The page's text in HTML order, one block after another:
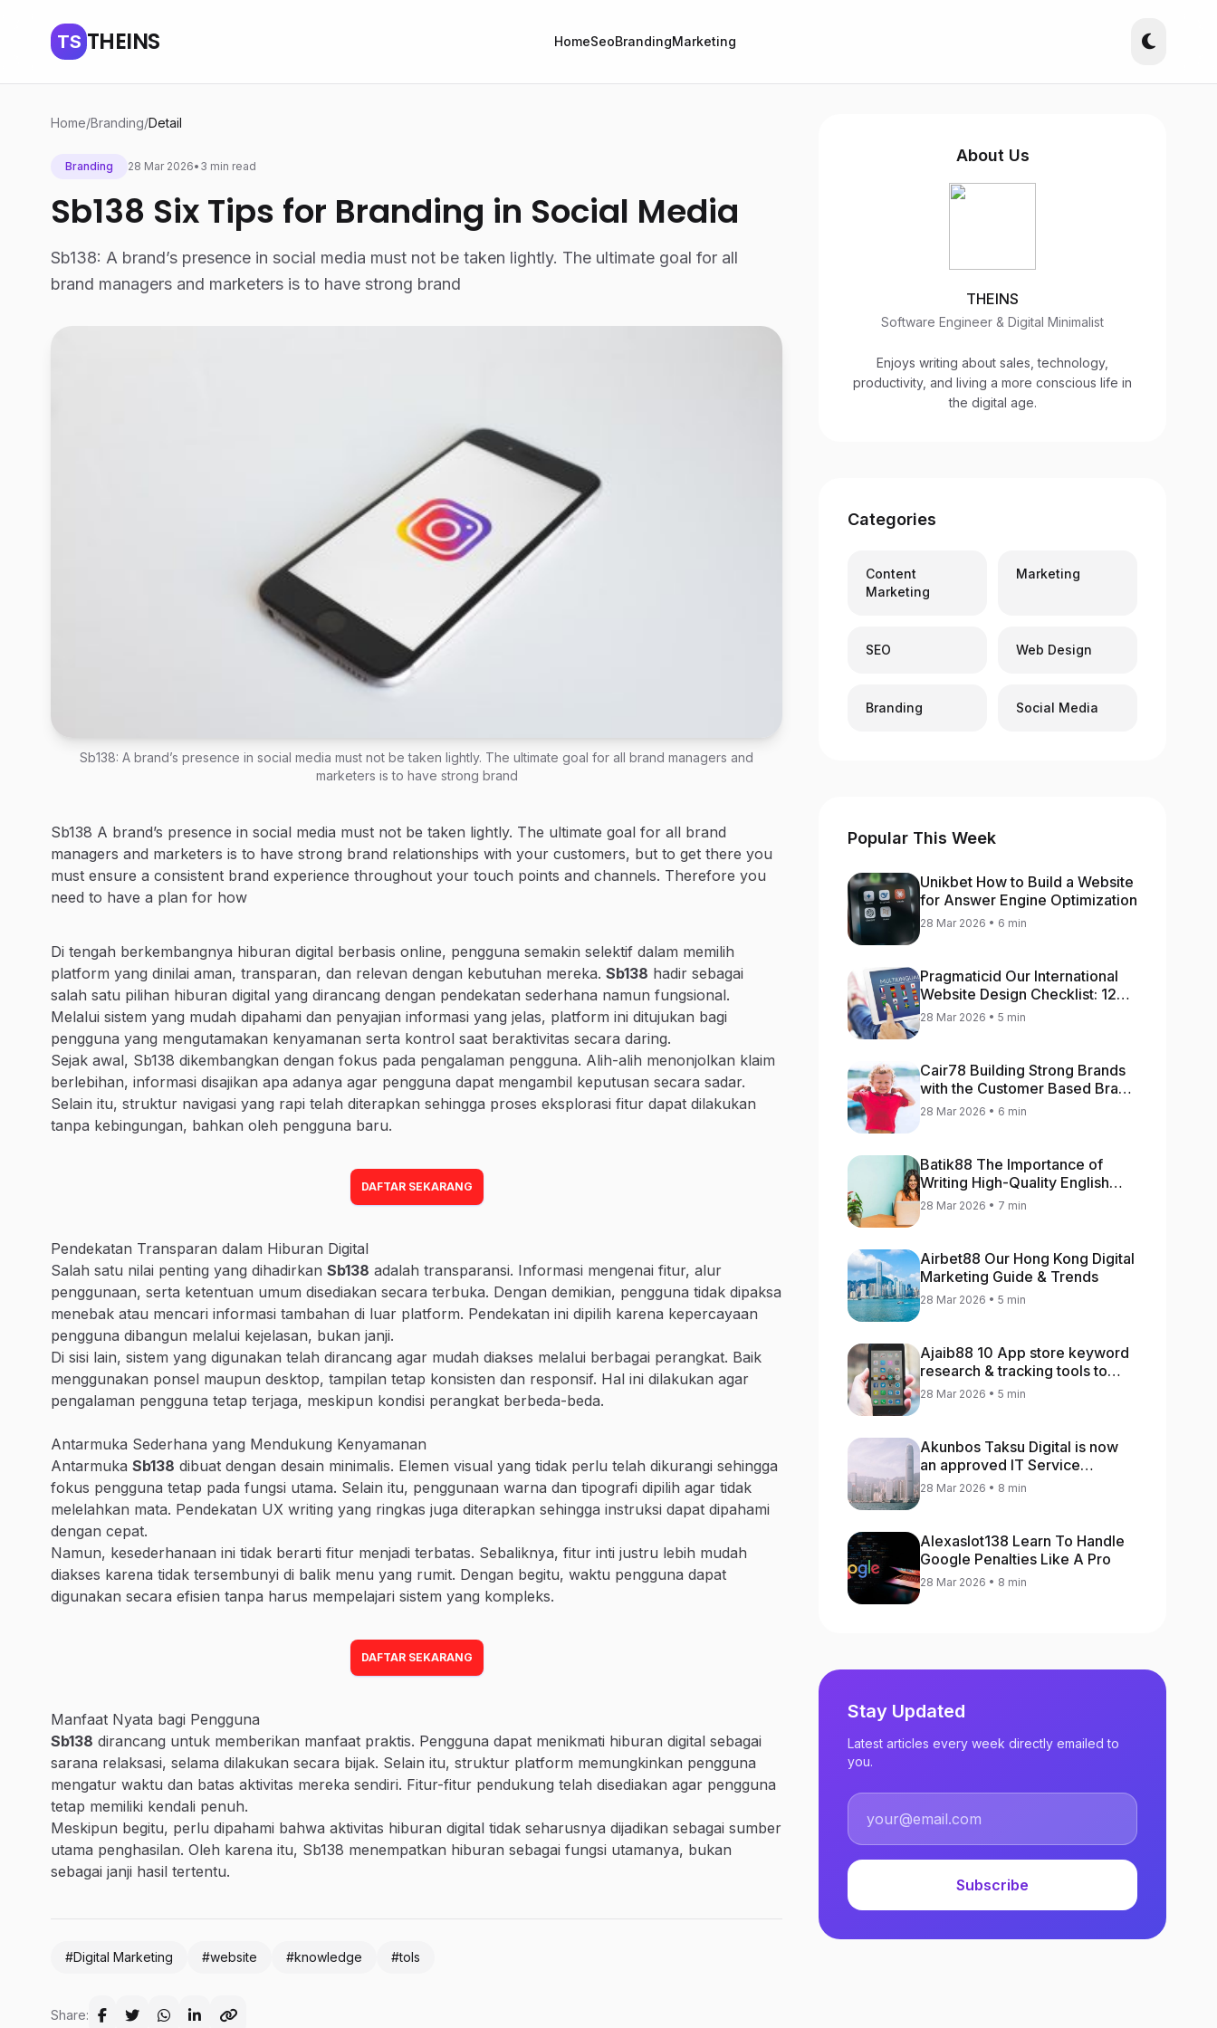
TS THEINS HomeSeoBrandingMarketing
Home/Branding/Detail
Branding 28 Mar 2026• 3 min read
Sb138 Six Tips for Branding in Social Media
Sb138: A brand’s presence in social media must not be taken lightly. The ultimate goal for all
brand managers and marketers is to have strong brand
Sb138: A brand’s presence in social media must not be taken lightly. The ultimate goal for all brand managers and
marketers is to have strong brand
Sb138 A brand’s presence in social media must not be taken lightly. The ultimate goal for all brand
managers and marketers is to have strong brand relationships with your customers, but to get there you
must ensure a consistent brand experience throughout your touch points and channels. Therefore you
need to have a plan for how
Di tengah berkembangnya hiburan digital berbasis online, pengguna semakin selektif dalam memilih
platform yang dinilai aman, transparan, dan relevan dengan kebutuhan mereka. Sb138 hadir sebagai
salah satu pilihan hiburan digital yang dirancang dengan pendekatan sederhana namun fungsional.
Melalui sistem yang mudah dipahami dan penyajian informasi yang jelas, platform ini ditujukan bagi
pengguna yang mengutamakan kenyamanan serta kontrol saat beraktivitas secara daring.
Sejak awal, Sb138 dikembangkan dengan fokus pada pengalaman pengguna. Alih-alih menonjolkan klaim
berlebihan, informasi disajikan apa adanya agar pengguna dapat mengambil keputusan secara sadar.
Selain itu, struktur navigasi yang rapi telah diterapkan sehingga proses eksplorasi fitur dapat dilakukan
tanpa kebingungan, bahkan oleh pengguna baru.
DAFTAR SEKARANG
Pendekatan Transparan dalam Hiburan Digital
Salah satu nilai penting yang dihadirkan Sb138 adalah transparansi. Informasi mengenai fitur, alur
penggunaan, serta ketentuan umum disediakan secara terbuka. Dengan demikian, pengguna tidak dipaksa
menebak atau mencari informasi tambahan di luar platform. Pendekatan ini dipilih karena kepercayaan
pengguna dibangun melalui kejelasan, bukan janji.
Di sisi lain, sistem yang digunakan telah dirancang agar mudah diakses melalui berbagai perangkat. Baik
menggunakan ponsel maupun desktop, tampilan tetap konsisten dan responsif. Hal ini dilakukan agar
pengalaman pengguna tetap terjaga, meskipun kondisi perangkat berbeda-beda.
Antarmuka Sederhana yang Mendukung Kenyamanan
Antarmuka Sb138 dibuat dengan desain minimalis. Elemen visual yang tidak perlu telah dikurangi sehingga
fokus pengguna tetap pada fungsi utama. Selain itu, penggunaan warna dan tipografi dipilih agar tidak
melelahkan mata. Pendekatan UX writing yang ringkas juga diterapkan sehingga instruksi dapat dipahami
dengan cepat.
Namun, kesederhanaan ini tidak berarti fitur menjadi terbatas. Sebaliknya, fitur inti justru lebih mudah
diakses karena tidak tersembunyi di balik menu yang rumit. Dengan begitu, waktu pengguna dapat
digunakan secara efisien tanpa harus mempelajari sistem yang kompleks.
DAFTAR SEKARANG
Manfaat Nyata bagi Pengguna
Sb138 dirancang untuk memberikan manfaat praktis. Pengguna dapat menikmati hiburan digital sebagai
sarana relaksasi, selama dilakukan secara bijak. Selain itu, struktur platform memungkinkan pengguna
mengatur waktu dan batas aktivitas mereka sendiri. Fitur-fitur pendukung telah disediakan agar pengguna
tetap memiliki kendali penuh.
Meskipun begitu, perlu dipahami bahwa aktivitas hiburan digital tidak seharusnya dijadikan sebagai sumber
utama penghasilan. Oleh karena itu, Sb138 menempatkan hiburan sebagai fungsi utamanya, bukan
sebagai janji hasil tertentu.
#Digital Marketing #website #knowledge #tols
Share:
About Us
THEINS
Software Engineer & Digital Minimalist
Enjoys writing about sales, technology,
productivity, and living a more conscious life in
the digital age.
Categories
Content
Marketing
Marketing
SEO Web Design
Branding Social Media
Popular This Week
Unikbet How to Build a Website
for Answer Engine Optimization
28 Mar 2026 • 6 min
Pragmaticid Our International
Website Design Checklist: 12
Key Stages
28 Mar 2026 • 5 min
Cair78 Building Strong Brands
with the Customer Based Brand
Equity (CBBE) Model
28 Mar 2026 • 6 min
Batik88 The Importance of
Writing High-Quality English
Content
28 Mar 2026 • 7 min
Airbet88 Our Hong Kong Digital
Marketing Guide & Trends
28 Mar 2026 • 5 min
Ajaib88 10 App store keyword
research & tracking tools to
increase app rankings
28 Mar 2026 • 5 min
Akunbos Taksu Digital is now
an approved IT Service
Provider for the Hong Kong
28 Mar 2026 • 8 min
Alexaslot138 Learn To Handle
Google Penalties Like A Pro
28 Mar 2026 • 8 min
Stay Updated
Latest articles every week directly emailed to
you.
Subscribe